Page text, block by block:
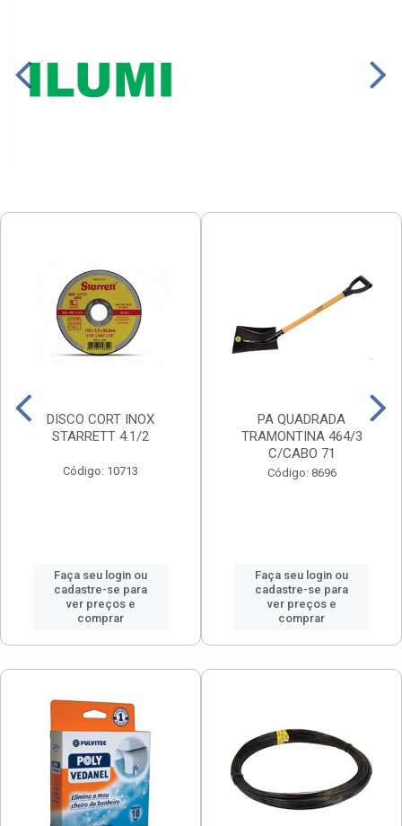
DISCO CORT INOX
STARRETT 4.1/2
Código: 10713
Faça seu login ou
cadastre-se para
ver preços e
comprar
PA QUADRADA
TRAMONTINA 464/3
C/CABO 71
Código: 8696
Faça seu login ou
cadastre-se para
ver preços e
comprar